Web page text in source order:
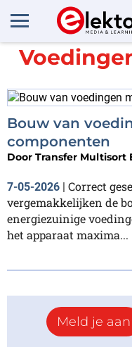
Alle
Bouw van
componenten
Door Transfer Multisort
7-05-2026 | Correct
vergemakkelijken de
energiezuinige
het apparaat maxima...
Meld je aan